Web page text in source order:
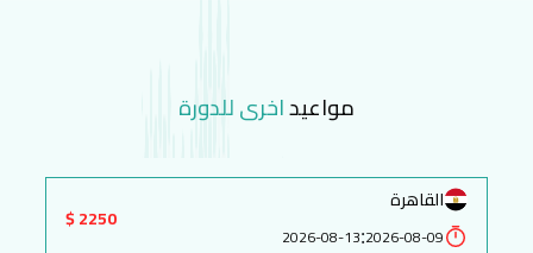
مواعيداخرى للدورة
القاهرة
2026-08-09
:
2026-08-13
2250 $